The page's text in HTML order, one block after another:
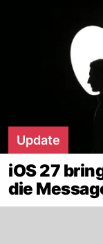
Update
iOS 27
die